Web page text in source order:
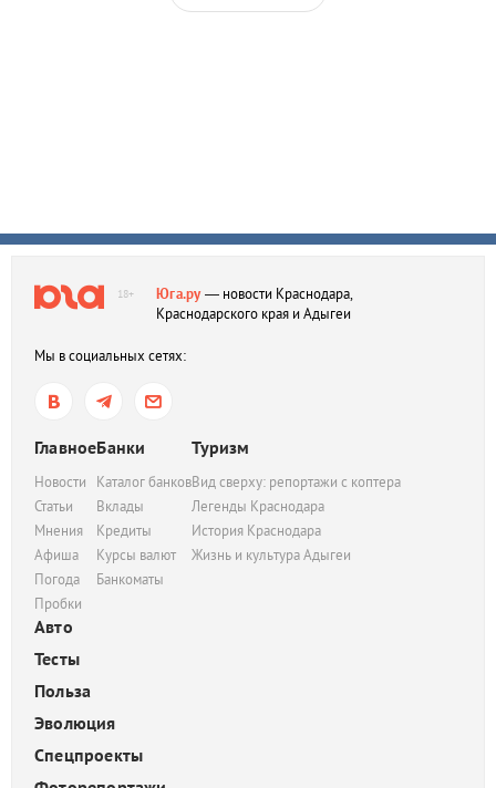
18+ Юга.ру— новости Краснодара,
Краснодарского края и Адыгеи
Мы в социальных сетях:
Главное
Новости
Статьи
Мнения
Афиша
Погода
Пробки
Банки
Каталог банков
Вклады
Кредиты
Курсы валют
Банкоматы
Туризм
Вид сверху: репортажи с коптера
Легенды Краснодара
История Краснодара
Жизнь и культура Адыгеи
Авто
Тесты
Польза
Эволюция
Спецпроекты